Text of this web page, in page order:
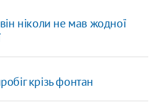
ніколи не мав жодної
крізь фонтан